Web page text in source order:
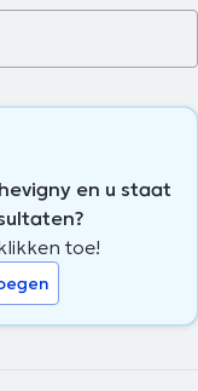
en u staat
toe!